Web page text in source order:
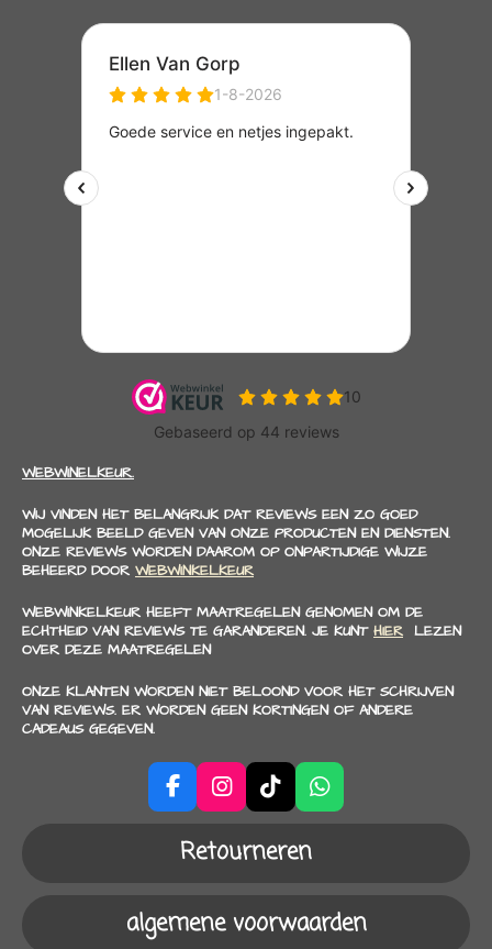
WEBWINELKEUR.
WIJ VINDEN HET BELANGRIJK DAT REVIEWS EEN ZO GOED
MOGELIJK BEELD GEVEN VAN ONZE PRODUCTEN EN DIENSTEN.
ONZE REVIEWS WORDEN DAAROM OP ONPARTIJDIGE WIJZE
BEHEERD DOOR WEBWINKELKEUR
WEBWINKELKEUR HEEFT MAATREGELEN GENOMEN OM DE
ECHTHEID VAN REVIEWS TE GARANDEREN. JE KUNT HIER LEZEN
OVER DEZE MAATREGELEN
ONZE KLANTEN WORDEN NIET BELOOND VOOR HET SCHRIJVEN
VAN REVIEWS. ER WORDEN GEEN KORTINGEN OF ANDERE
CADEAUS GEGEVEN.
F
a
b
o
I
n
s
t
a
r
T
i
k
T
o
W
h
s
p
Retourneren
algemene voorwaarden